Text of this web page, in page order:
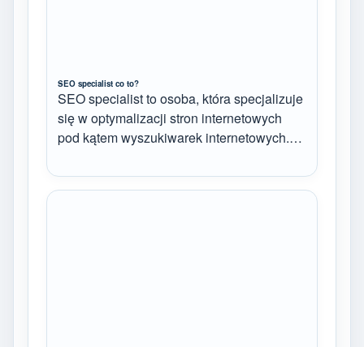
SEO specialist co to?
SEO specialist to osoba, która specjalizuje
się w optymalizacji stron internetowych
pod kątem wyszukiwarek internetowych.…